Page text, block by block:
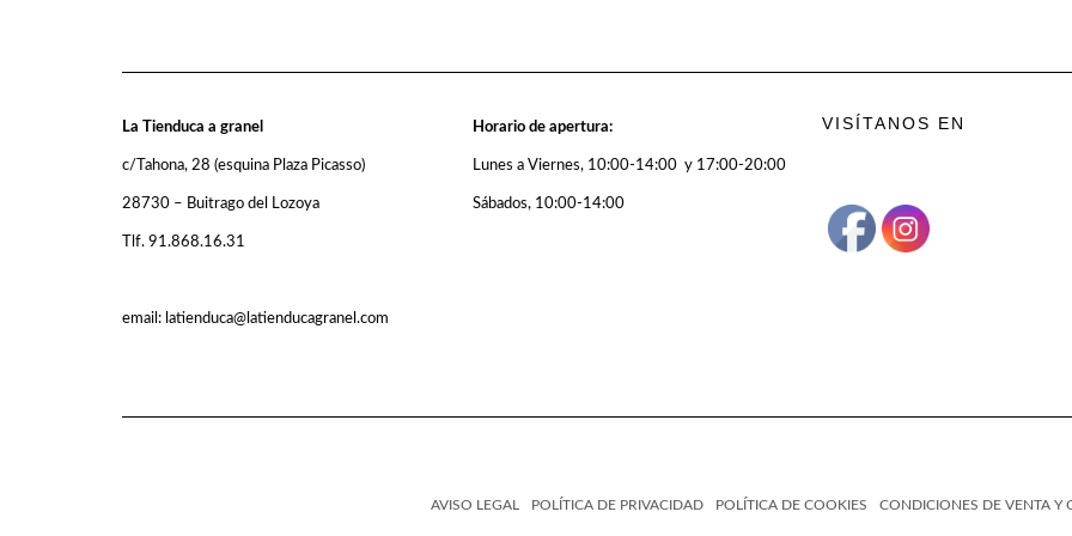
La Tienduca a granel
c/Tahona, 28 (esquina Plaza Picasso)
28730 – Buitrago del Lozoya
Tlf. 91.868.16.31
email: latienduca@latienducagranel.com
Horario de apertura:
Lunes a Viernes, 10:00-14:00 y 17:00-20:00
Sábados, 10:00-14:00
VISÍTANOS EN
AVISO LEGAL POLÍTICA DE PRIVACIDAD POLÍTICA DE COOKIES CONDICIONES DE VENTA Y